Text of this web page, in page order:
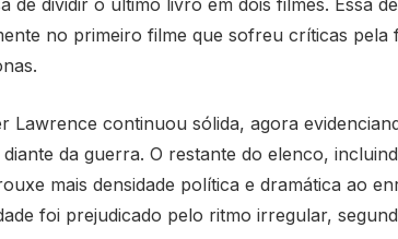
de dividir o último livro em dois filmes. Essa
no primeiro filme que sofreu críticas pela
Lawrence continuou sólida, agora
da guerra. O restante do elenco,
mais densidade política e dramática ao
foi prejudicado pelo ritmo irregular,